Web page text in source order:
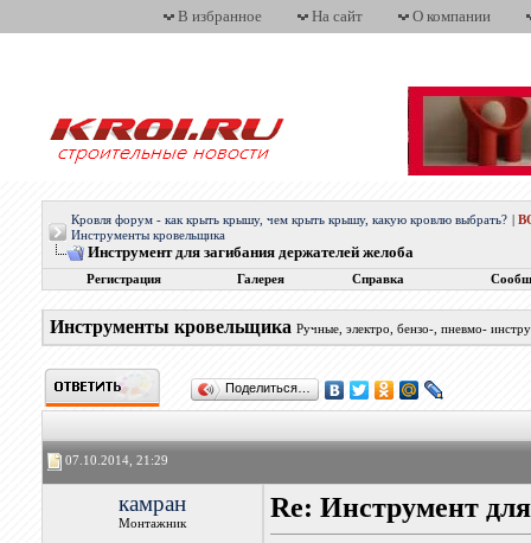
В избранное На сайт О компании
Кровля форум - как крыть крышу, чем крыть крышу, какую кровлю выбрать?
Инструменты кровельщика
Инструмент для загибания держателей желоба
Регистрация Галерея Справка
Инструменты кровельщика Ручные, электро, бензо-, пневмо-
Поделиться…
07.10.2014, 21:29
камран
Монтажник
Re: Инструмент